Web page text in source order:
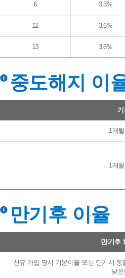
6 3.3%
12 3.6%
13 3.6%
중도해지 이
중도해지 이율 - 기간, 중도해지 이율(세전)
1개
1개
만기후 이율
만기후 이율 - 만기후 1개월간, 만기후 1개월 초과시
만기후
신규 가입 당시 기본이율 또는 만기시
낮은